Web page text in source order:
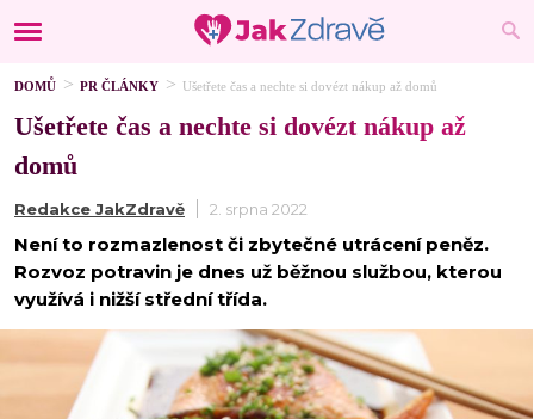
DOMŮ PR ČLÁNKY Ušetřete čas a nechte si dovézt nákup až domů
Ušetřete čas a nechte si dovézt nákup až
domů
Redakce JakZdravě 2. srpna 2022
Není to rozmazlenost či zbytečné utrácení peněz.
Rozvoz potravin je dnes už běžnou službou, kterou
využívá i nižší střední třída.